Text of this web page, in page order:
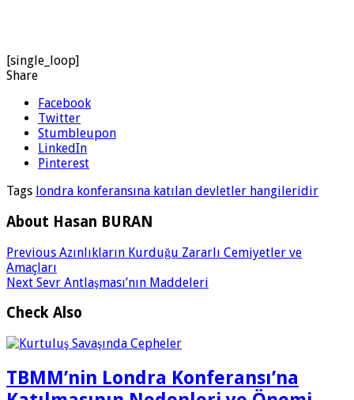
[single_loop]
Share
Facebook
Twitter
Stumbleupon
LinkedIn
Pinterest
Tags londra konferansına katılan devletler hangileridir
About Hasan BURAN
Previous Azınlıkların Kurduğu Zararlı Cemiyetler ve
Amaçları
Next Sevr Antlaşması’nın Maddeleri
Check Also
TBMM’nin Londra Konferansı’na